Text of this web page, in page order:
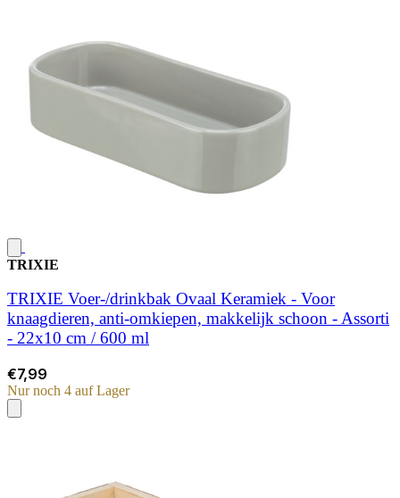
TRIXIE
TRIXIE Voer-/drinkbak Ovaal Keramiek - Voor
knaagdieren, anti-omkiepen, makkelijk schoon - Assorti
- 22x10 cm / 600 ml
€7,99
Nur noch 4 auf Lager